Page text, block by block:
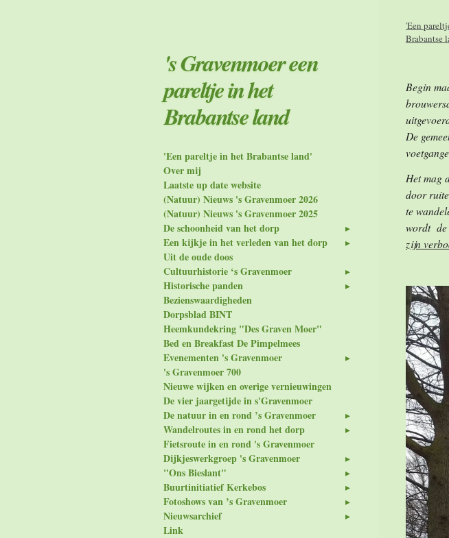
'Een
Brabantse
Begin
De
Het mag
door
te
wordt de
zijn
's Gravenmoer een
pareltje in het
Brabantse land
'Een pareltje in het Brabantse land'
Over mij
Laatste up date website
(Natuur) Nieuws 's Gravenmoer 2026
(Natuur) Nieuws 's Gravenmoer 2025
De schoonheid van het dorp
Een kijkje in het verleden van het dorp
Uit de oude doos
Cultuurhistorie ‘s Gravenmoer
Historische panden
Bezienswaardigheden
Dorpsblad BINT
Heemkundekring "Des Graven Moer"
Bed en Breakfast De Pimpelmees
Evenementen 's Gravenmoer
's Gravenmoer 700
Nieuwe wijken en overige vernieuwingen
De vier jaargetijde in s'Gravenmoer
De natuur in en rond ’s Gravenmoer
Wandelroutes in en rond het dorp
Fietsroute in en rond 's Gravenmoer
Dijkjeswerkgroep 's Gravenmoer
"Ons Bieslant"
Buurtinitiatief Kerkebos
Fotoshows van ’s Gravenmoer
Nieuwsarchief
Link